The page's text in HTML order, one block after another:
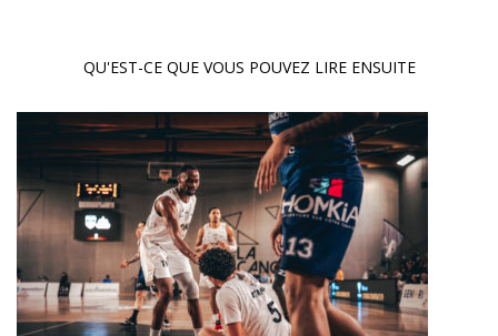
QU'EST-CE QUE VOUS POUVEZ LIRE ENSUITE